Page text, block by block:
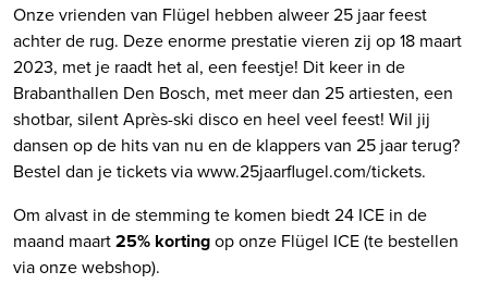
Onze vrienden van Flügel hebben alweer 25 jaar feest
achter de rug. Deze enorme prestatie vieren zij op 18 maart
2023, met je raadt het al, een feestje! Dit keer in de
Brabanthallen Den Bosch, met meer dan 25 artiesten, een
shotbar, silent Après-ski disco en heel veel feest! Wil jij
dansen op de hits van nu en de klappers van 25 jaar terug?
Bestel dan je tickets via www.25jaarflugel.com/tickets.
Om alvast in de stemming te komen biedt 24 ICE in de
maand maart25% kortingop onze Flügel ICE (te bestellen
via onze webshop).